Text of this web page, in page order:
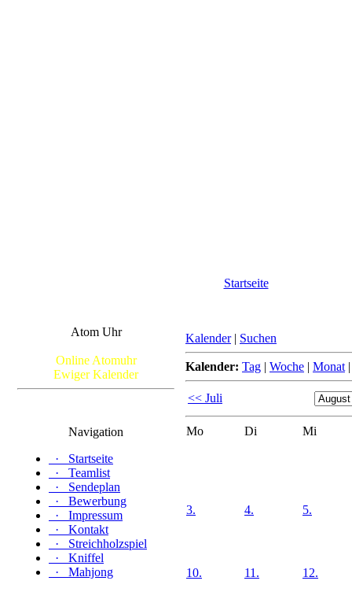
Startseite
Atom Uhr
Online Atomuhr
Ewiger Kalender
Navigation
·
Startseite
·
Teamlist
·
Sendeplan
·
Bewerbung
·
Impressum
·
Kontakt
·
Streichholzspiel
·
Kniffel
·
Mahjong
Kalender | Suchen
Kalender: Tag | Woche | Monat
<< Juli
Mo Di Mi
3. 4. 5.
10. 11. 12.